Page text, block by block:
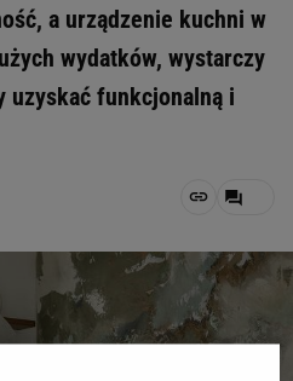
a urządzenie kuchni w
wydatków, wystarczy
uzyskać funkcjonalną i